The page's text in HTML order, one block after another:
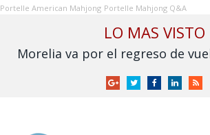
Portelle American Mahjong Portelle Mahjong Q&A
LO MAS VISTO
GoogleTwitterFacebookLinkedInRSS